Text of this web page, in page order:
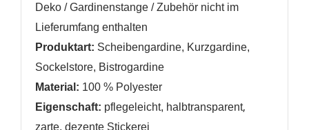
Deko / Gardinenstange / Zubehör nicht im
Lieferumfang enthalten
Produktart: Scheibengardine, Kurzgardine,
Sockelstore, Bistrogardine
Material: 100 % Polyester
Eigenschaft: pflegeleicht, halbtransparent,
zarte, dezente Stickerei